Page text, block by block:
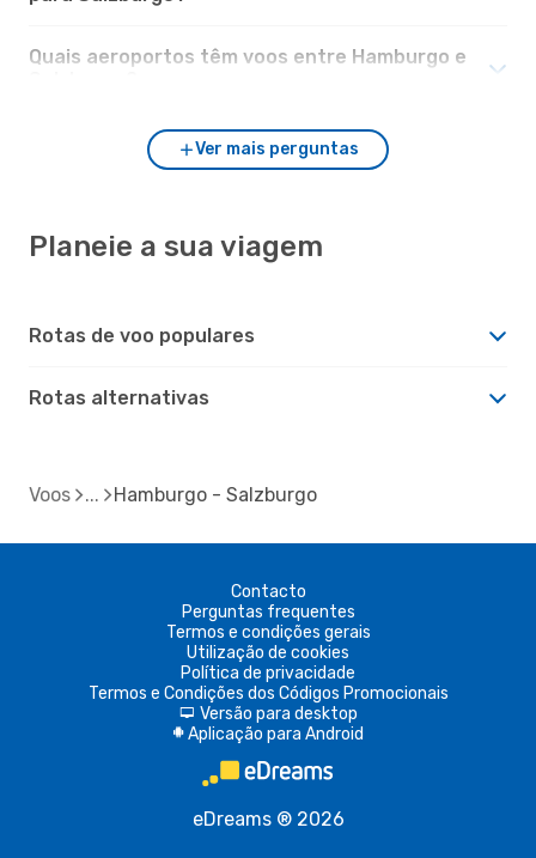
Quais aeroportos têm voos entre Hamburgo e
Ver mais perguntas
Planeie a sua viagem
Rotas de voo populares
Rotas alternativas
Voos Hamburgo - Salzburgo
Contacto
Perguntas frequentes
Termos e condições gerais
Utilização de cookies
Política de privacidade
Termos e Condições dos Códigos Promocionais
d Versão para desktop
A Aplicação para Android
eDreams ® 2026